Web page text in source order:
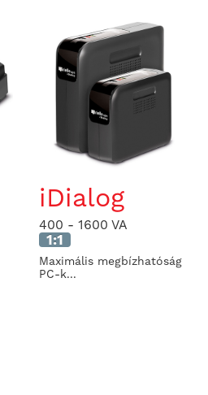
iDialog
400 - 1600 VA
1:1
Maximális megbízhatóság
PC-k...